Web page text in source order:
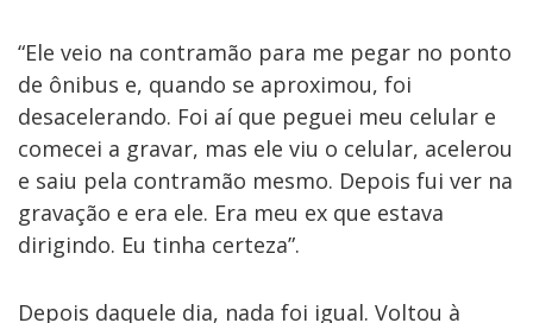
“Ele veio na contramão para me pegar no ponto
de ônibus e, quando se aproximou, foi
desacelerando. Foi aí que peguei meu celular e
comecei a gravar, mas ele viu o celular, acelerou
e saiu pela contramão mesmo. Depois fui ver na
gravação e era ele. Era meu ex que estava
dirigindo. Eu tinha certeza”.
Depois daquele dia, nada foi igual. Voltou à